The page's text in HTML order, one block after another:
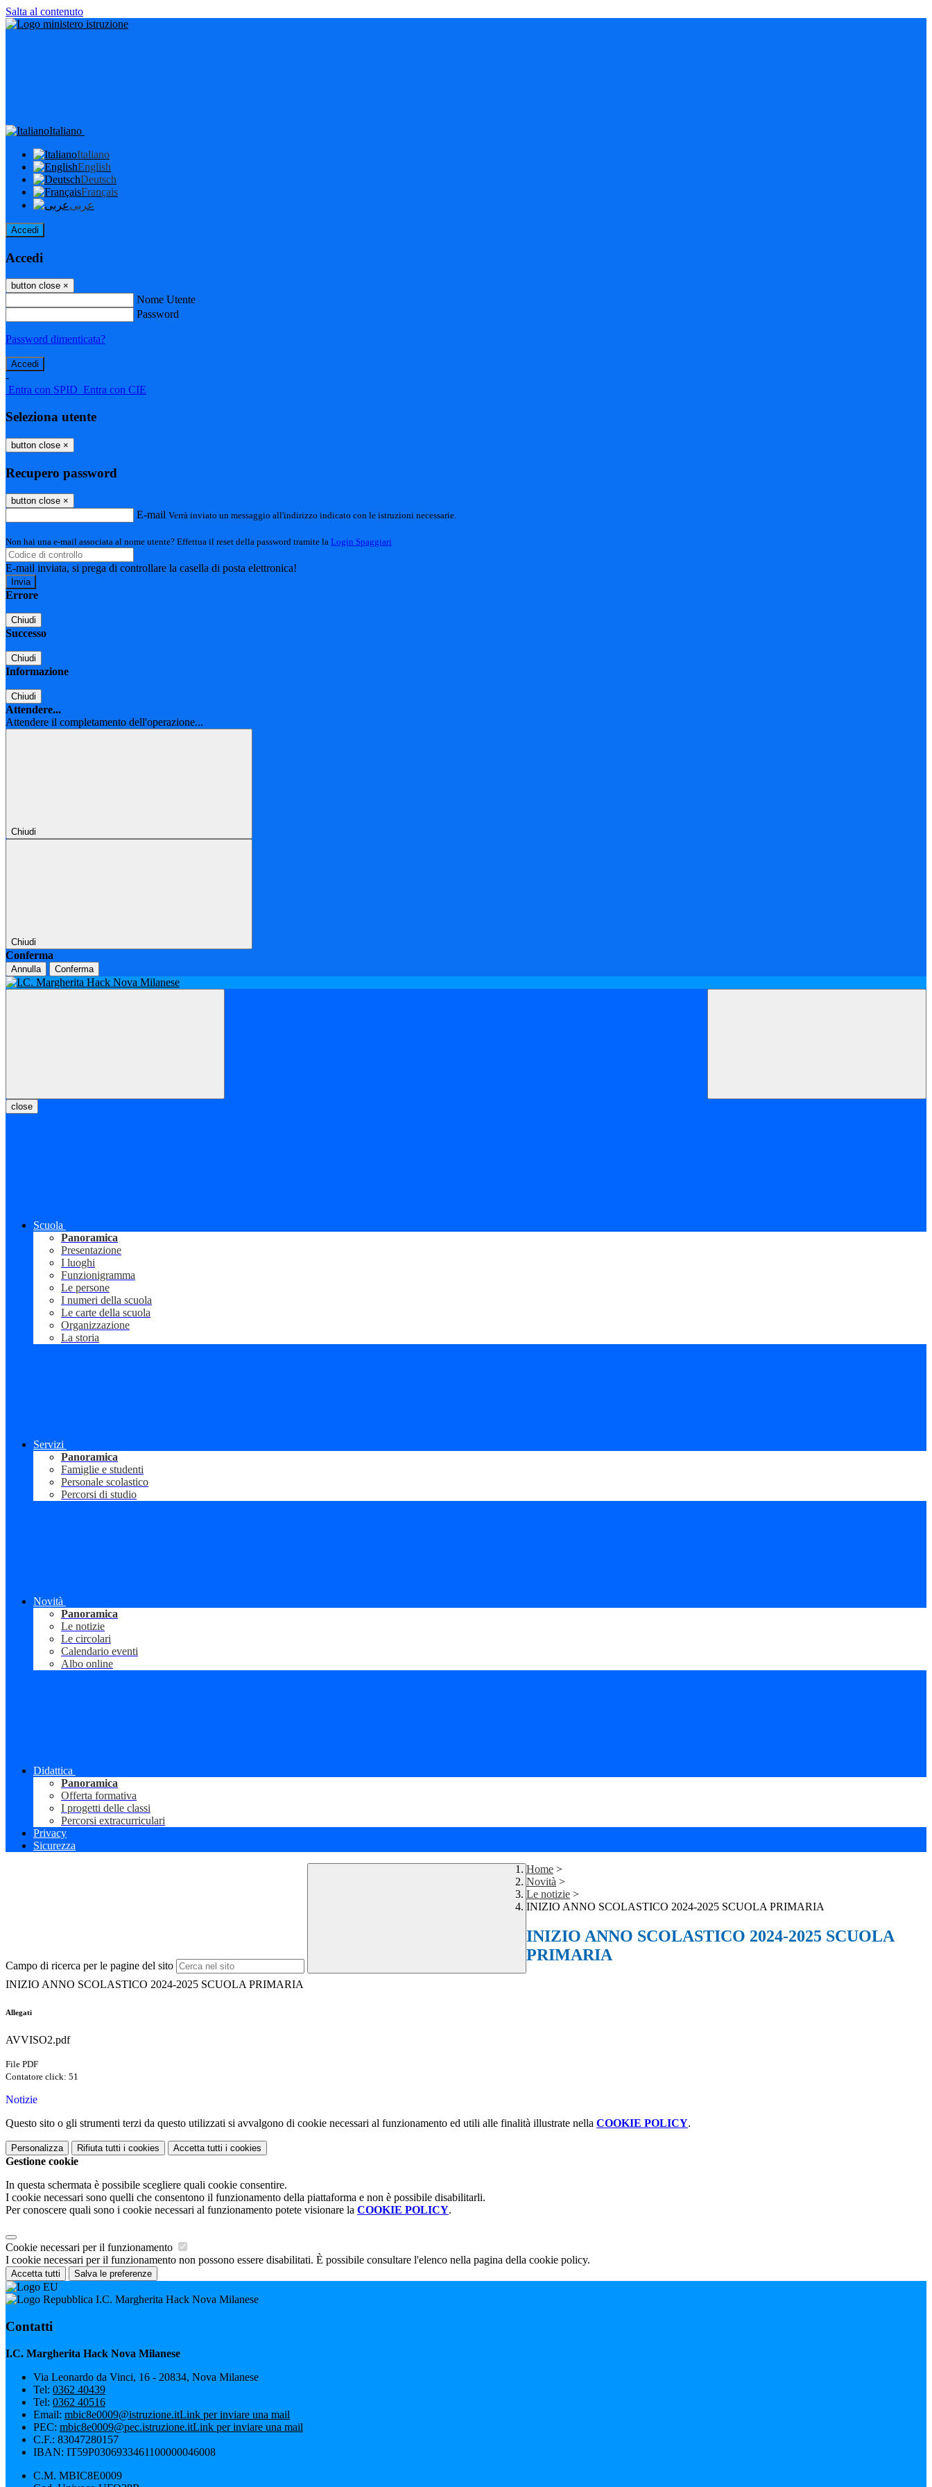
Salta al contenuto
Italiano
Italiano
English
Deutsch
Français
عربى
Accedi
Accedi
button close ×
Nome Utente
Password
Password dimenticata?
-
Entra con SPID Entra con CIE
Seleziona utente
button close ×
Recupero password
button close ×
E-mail Verrà inviato un messaggio all'indirizzo indicato con le istruzioni necessarie.
Non hai una e-mail associata al nome utente? Effettua il reset della password tramite la Login Spaggiari
E-mail inviata, si prega di controllare la casella di posta elettronica!
Errore
Chiudi
Successo
Chiudi
Informazione
Chiudi
Attendere...
Attendere il completamento dell'operazione...
Chiudi
Chiudi
Conferma
Annulla Conferma
close
Scuola
Panoramica
Presentazione
I luoghi
Funzionigramma
Le persone
I numeri della scuola
Le carte della scuola
Organizzazione
La storia
Servizi
Panoramica
Famiglie e studenti
Personale scolastico
Percorsi di studio
Novità
Panoramica
Le notizie
Le circolari
Calendario eventi
Albo online
Didattica
Panoramica
Offerta formativa
I progetti delle classi
Percorsi extracurriculari
Privacy
Sicurezza
Campo di ricerca per le pagine del sito
Home >
Novità >
Le notizie >
INIZIO ANNO SCOLASTICO 2024-2025 SCUOLA PRIMARIA
INIZIO ANNO SCOLASTICO 2024-2025 SCUOLA
PRIMARIA
INIZIO ANNO SCOLASTICO 2024-2025 SCUOLA PRIMARIA
Allegati
AVVISO2.pdf
File PDF
Contatore click: 51
Notizie
Questo sito o gli strumenti terzi da questo utilizzati si avvalgono di cookie necessari al funzionamento ed utili alle finalità illustrate nella COOKIE POLICY.
Personalizza Rifiuta tutti i cookies Accetta tutti i cookies
Gestione cookie
In questa schermata è possibile scegliere quali cookie consentire.
I cookie necessari sono quelli che consentono il funzionamento della piattaforma e non è possibile disabilitarli.
Per conoscere quali sono i cookie necessari al funzionamento potete visionare la COOKIE POLICY.
Cookie necessari per il funzionamento
I cookie necessari per il funzionamento non possono essere disabilitati. È possibile consultare l'elenco nella pagina della cookie policy.
Accetta tutti Salva le preferenze
I.C. Margherita Hack Nova Milanese
Contatti
I.C. Margherita Hack Nova Milanese
Via Leonardo da Vinci, 16 - 20834, Nova Milanese
Tel: 0362 40439
Tel: 0362 40516
Email: mbic8e0009@istruzione.itLink per inviare una mail
PEC: mbic8e0009@pec.istruzione.itLink per inviare una mail
C.F.: 83047280157
IBAN: IT59P0306933461100000046008
C.M. MBIC8E0009